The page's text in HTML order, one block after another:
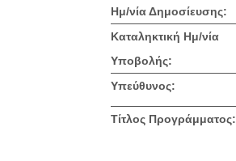
Ημ/νία Δημοσίευσης:
Καταληκτική Ημ/νία
Υποβολής:
Υπεύθυνος:
Τίτλος Προγράμματος: